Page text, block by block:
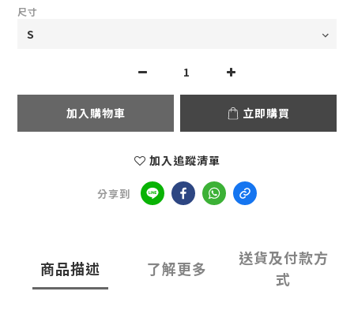
尺寸
加入購物車 立即購買
加入追蹤清單
分享到
商品描述 了解更多
送貨及付款方
式